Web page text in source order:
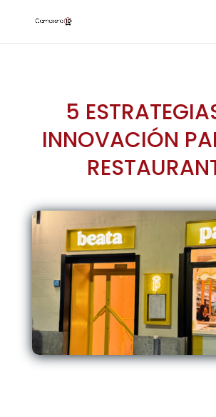
5
INNOVACIÓN